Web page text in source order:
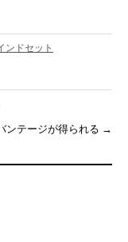
ンドセット
ンテージが得られる →